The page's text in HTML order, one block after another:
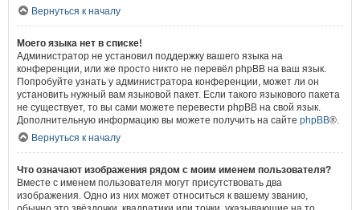
Вернуться к началу
Моего языка нет в списке!
Администратор не установил поддержку вашего языка на
конференции, или же просто никто не перевёл phpBB на ваш язык.
Попробуйте узнать у администратора конференции, может ли он
установить нужный вам языковой пакет. Если такого языкового пакета
не существует, то вы сами можете перевести phpBB на свой язык.
Дополнительную информацию вы можете получить на сайте phpBB®.
Вернуться к началу
Что означают изображения рядом с моим именем пользователя?
Вместе с именем пользователя могут присутствовать два
изображения. Одно из них может относиться к вашему званию,